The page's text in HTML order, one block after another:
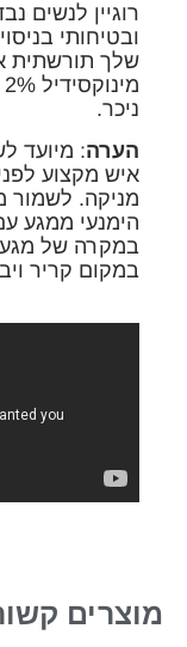
רוגיין לנשים
ובטיחותי
שלך תורשתית
ניכר.
הערה: מיועד
איש מקצוע
מניקה. לשמור
הימנעי ממגע
במקרה של מגע
במקום קריר
מוצרים